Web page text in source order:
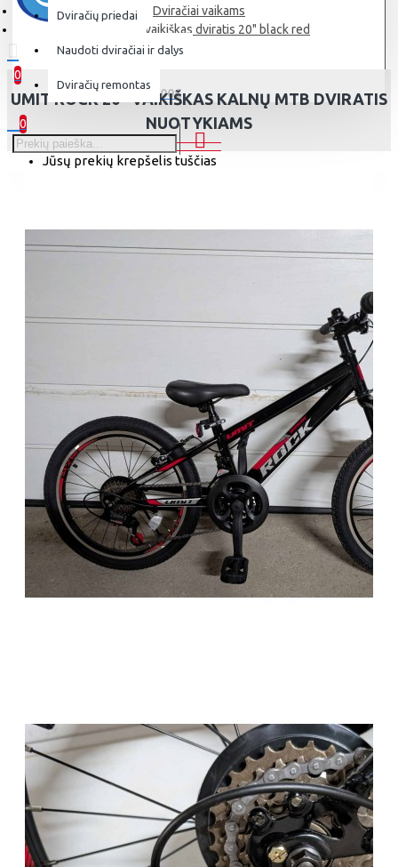
0
0 prekė(s) - 0.00€
0
Jūsų prekių krepšelis tuščias
Dviračių priedai
Naudoti dviračiai ir dalys
Dviračių remontas
Dviračiai vaikams
Umit Rock vaikiškas dviratis 20" black red
UMIT ROCK 20" VAIKIŠKAS KALNŲ MTB DVIRATIS
NUOTYKIAMS